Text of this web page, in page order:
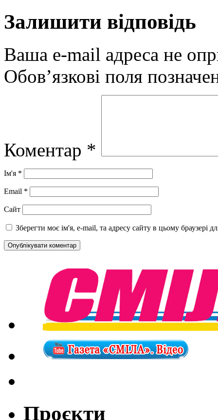
Залишити відповідь
Ваша e-mail адреса не
Обов’язкові поля
Коментар *
Ім'я *
Email *
Сайт
Зберегти моє ім'я, e-mail, та адресу сайту в цьому браузері
Проєкти